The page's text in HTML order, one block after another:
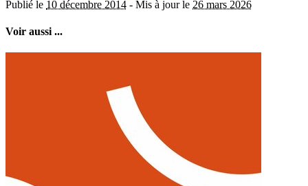
Publié le 10 décembre 2014 - Mis à jour le 26 mars 2026
Voir aussi ...